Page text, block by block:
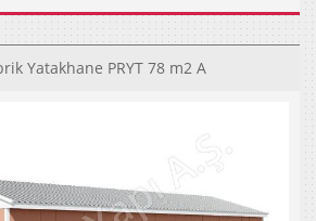
Yatakhane PRYT 78 m2 A